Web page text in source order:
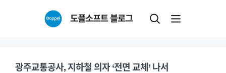
도플소프트 블로그
광주교통공사, 지하철 의자 ‘전면 교체’ 나서